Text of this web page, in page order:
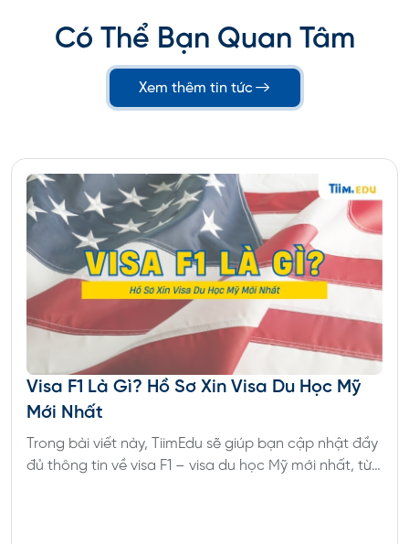
Có Thể Bạn Quan Tâm
Xem thêm tin tức
Visa F1 Là Gì? Hồ Sơ Xin Visa Du Học Mỹ
Mới Nhất
Trong bài viết này, TiimEdu sẽ giúp bạn cập nhật đầy
đủ thông tin về visa F1 – visa du học Mỹ mới nhất, từ